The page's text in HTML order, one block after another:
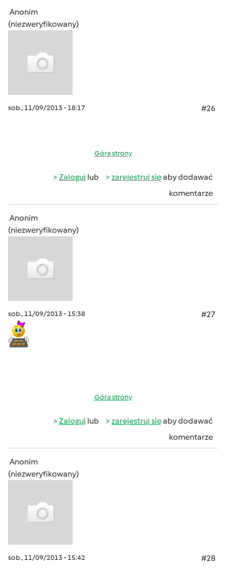
Anonim
(niezweryfikowany)
sob., 11/09/2013 - 18:17 #26
Góra strony
Zaloguj lub zarejestruj sięaby dodawać
komentarze
Anonim
(niezweryfikowany)
sob., 11/09/2013 - 15:38 #27
Góra strony
Zaloguj lub zarejestruj sięaby dodawać
komentarze
Anonim
(niezweryfikowany)
sob., 11/09/2013 - 15:42 #28